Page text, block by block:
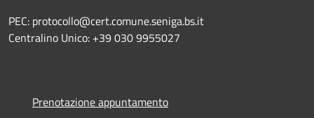
PEC: protocollo@cert.comune.seniga.bs.it
Centralino Unico: +39 030 9955027
Prenotazione appuntamento